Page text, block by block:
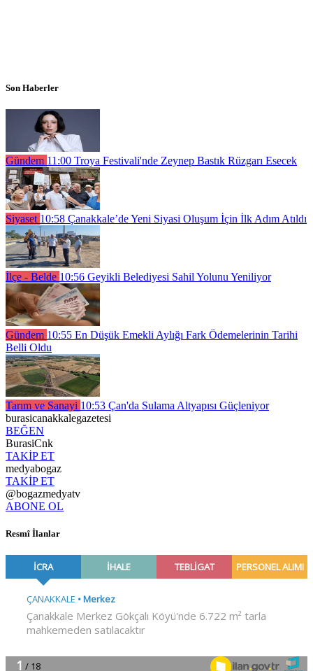
Son Haberler
Gündem 11:00 Troya Festivali'nde Zeynep Bastık Rüzgarı Esecek
Siyaset 10:58 Çanakkale’de Yeni Siyasi Oluşum İçin İlk Adım Atıldı
İlçe - Belde 10:56 Geyikli Belediyesi Sahil Yolunu Yeniliyor
Gündem 10:55 En Düşük Emekli Aylığı Fark Ödemelerinin Tarihi
Belli Oldu
Tarım ve Sanayi 10:53 Çan'da Sulama Altyapısı Güçleniyor
burasicanakkalegazetesi
BEĞEN
BurasiCnk
TAKİP ET
medyabogaz
TAKİP ET
@bogazmedyatv
ABONE OL
Resmî İlanlar